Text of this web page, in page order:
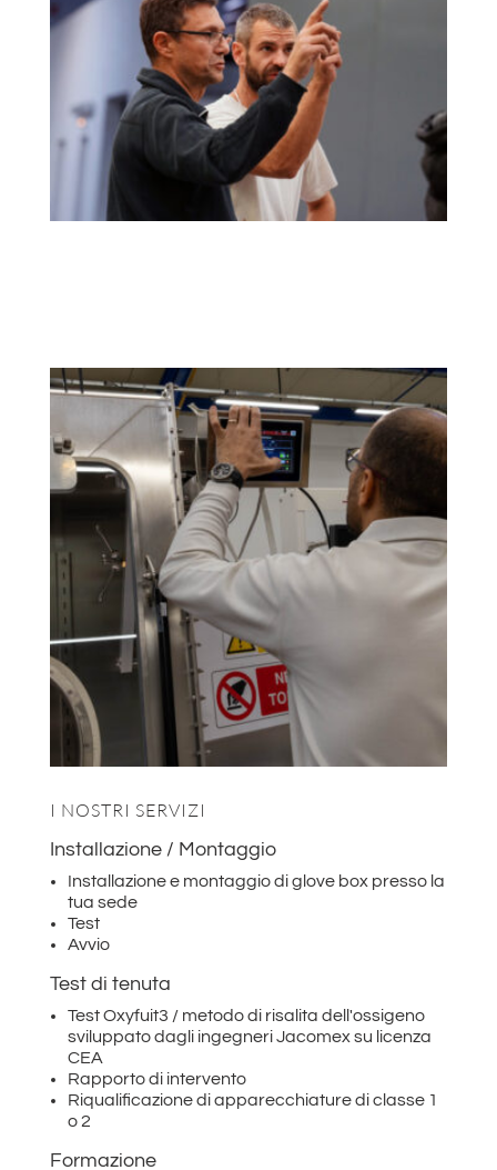
I NOSTRI SERVIZI
Installazione / Montaggio
Installazione e montaggio di glove box presso la
tua sede
Test
Avvio
Test di tenuta
Test Oxyfuit3 / metodo di risalita dell'ossigeno
sviluppato dagli ingegneri Jacomex su licenza
CEA
Rapporto di intervento
Riqualificazione di apparecchiature di classe 1
o 2
Formazione